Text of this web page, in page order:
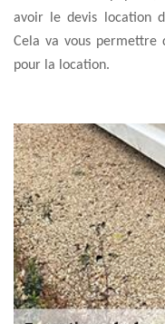
avoir le devis location
Cela va vous permettre
pour la location.